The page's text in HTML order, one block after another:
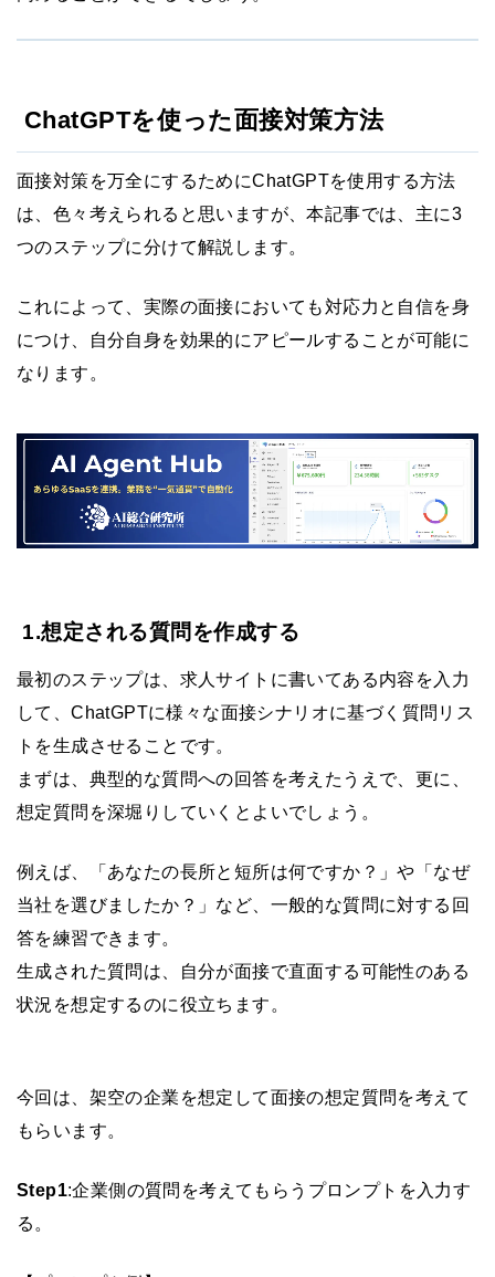
ChatGPTを使った面接対策方法
面接対策を万全にするためにChatGPTを使用する方法
は、色々考えられると思いますが、本記事では、主に3
つのステップに分けて解説します。
これによって、実際の面接においても対応力と自信を身
につけ、自分自身を効果的にアピールすることが可能に
なります。
1.想定される質問を作成する
最初のステップは、求人サイトに書いてある内容を入力
して、ChatGPTに様々な面接シナリオに基づく質問リス
トを生成させることです。
まずは、典型的な質問への回答を考えたうえで、更に、
想定質問を深堀りしていくとよいでしょう。
例えば、「あなたの長所と短所は何ですか？」や「なぜ
当社を選びましたか？」など、一般的な質問に対する回
答を練習できます。
生成された質問は、自分が面接で直面する可能性のある
状況を想定するのに役立ちます。
今回は、架空の企業を想定して面接の想定質問を考えて
もらいます。
Step1:企業側の質問を考えてもらうプロンプトを入力す
る。